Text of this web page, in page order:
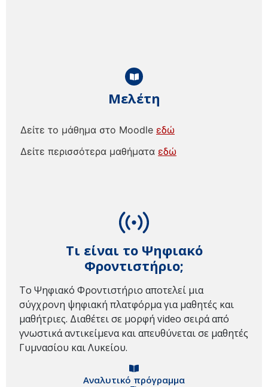
Τι είναι το Ψηφιακό
Φροντιστήριο;
Το Ψηφιακό Φροντιστήριο αποτελεί μια
σύγχρονη ψηφιακή πλατφόρμα για μαθητές και
μαθήτριες. Διαθέτει σε μορφή video σειρά από
γνωστικά αντικείμενα και απευθύνεται σε μαθητές
Γυμνασίου και Λυκείου.
Αναλυτικό πρόγραμμα
Μελέτη
Δείτε το μάθημα στο Moodle εδώ
Δείτε περισσότερα μαθήματα εδώ